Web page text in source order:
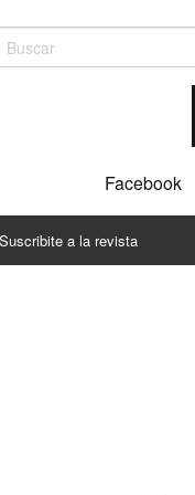
Facebook
Suscribite a la revista